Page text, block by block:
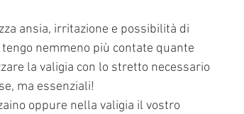
ansia, irritazione e possibilità di
nemmeno più contate quante
la valigia con lo stretto necessario
ma essenziali!
oppure nella valigia il vostro